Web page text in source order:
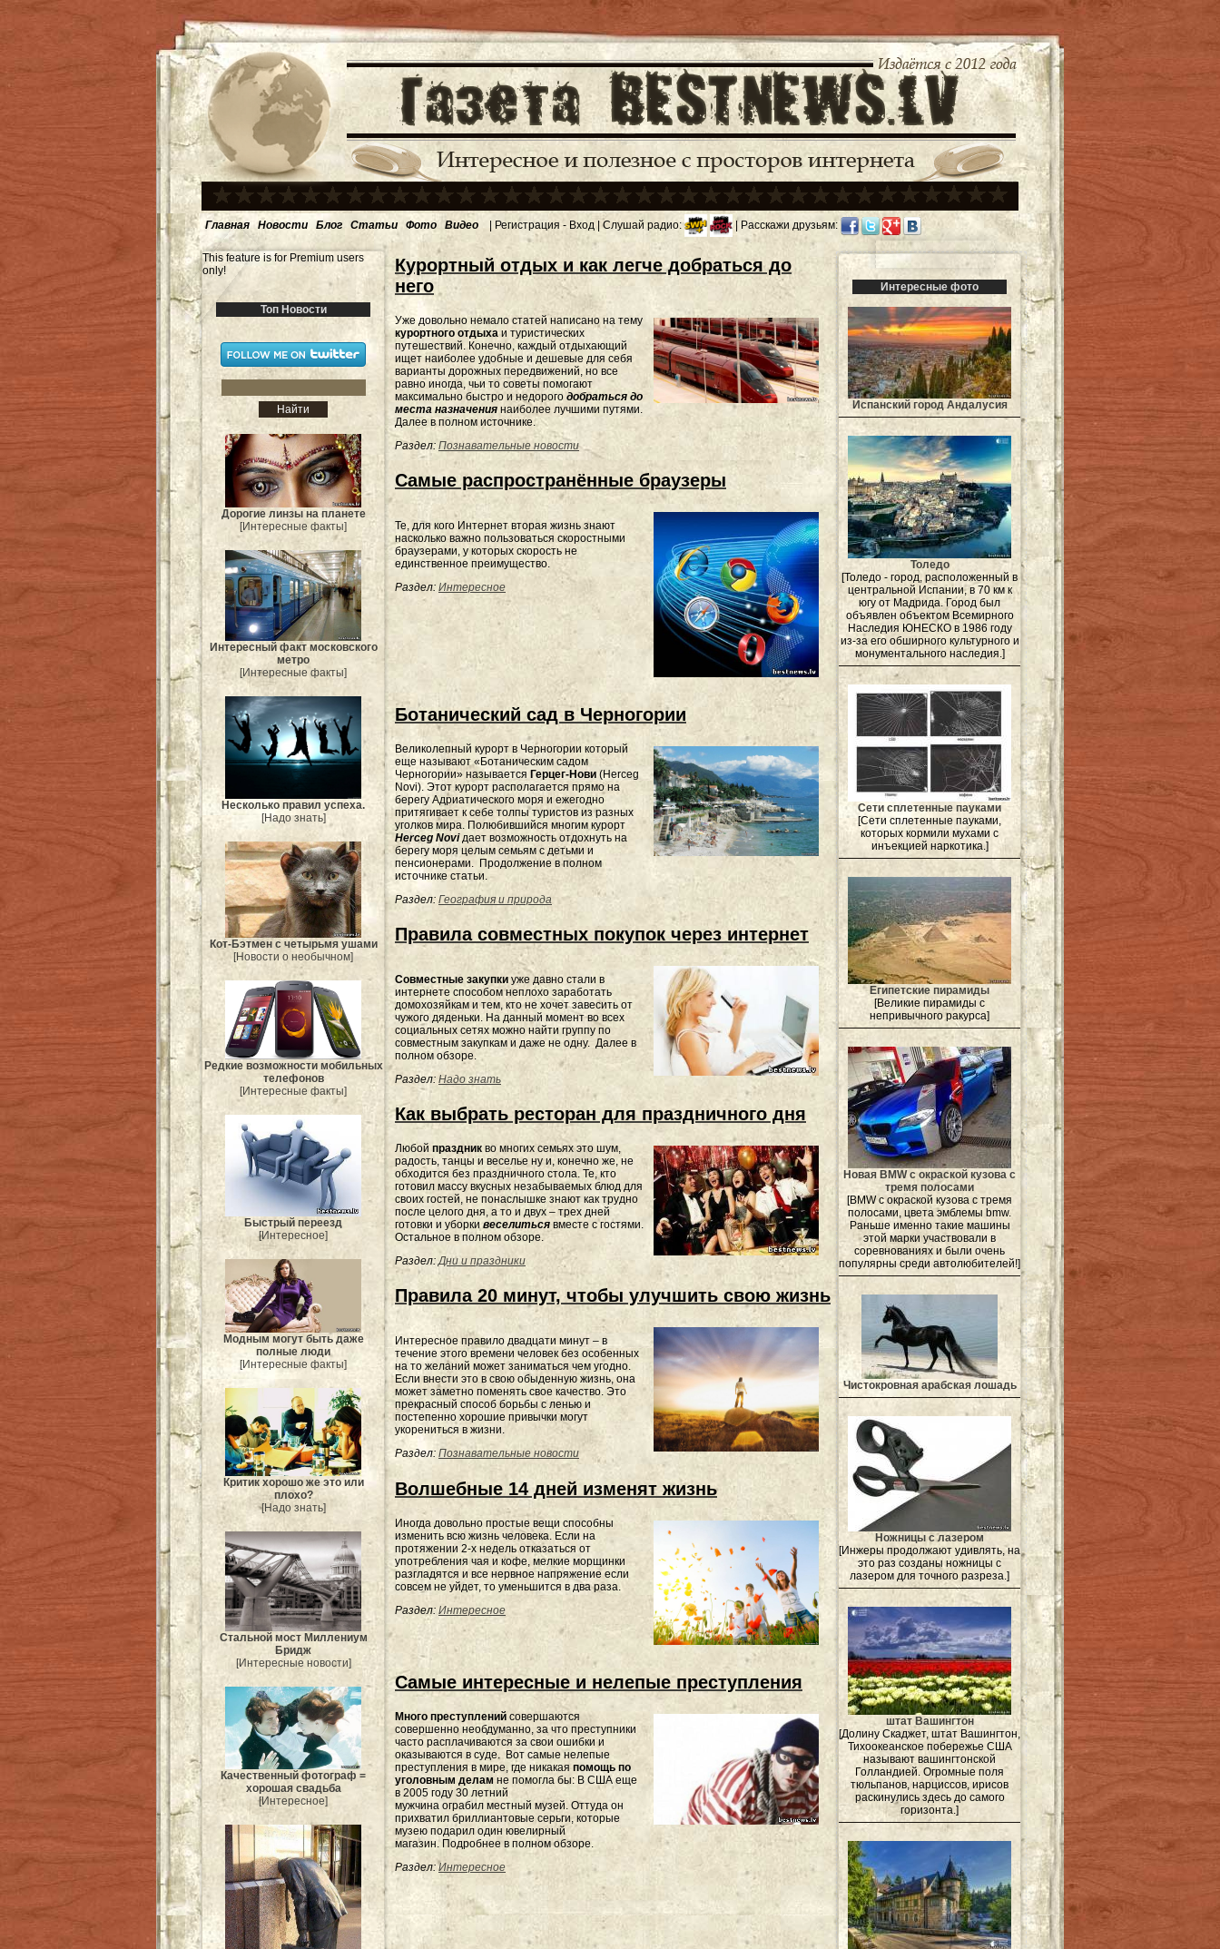
Главная Новости Блог Статьи Фото Видео | Регистрация - Вход | Слушай радио: | Расскажи друзьям:
This feature is for Premium users
only!
Топ Новости
Дорогие линзы на планете
[Интересные факты]
Интересный факт московского
метро
[Интересные факты]
Несколько правил успеха.
[Надо знать]
Кот-Бэтмен с четырьмя ушами
[Новости о необычном]
Редкие возможности мобильных
телефонов
[Интересные факты]
Быстрый переезд
[Интересное]
Модным могут быть даже
полные люди
[Интересные факты]
Критик хорошо же это или
плохо?
[Надо знать]
Стальной мост Миллениум
Бридж
[Интересные новости]
Качественный фотограф =
хорошая свадьба
[Интересное]
Курортный отдых и как легче добраться до
него
Уже довольно немало статей написано на тему
курортного отдыха и туристических
путешествий. Конечно, каждый отдыхающий
ищет наиболее удобные и дешевые для себя
варианты дорожных передвижений, но все
равно иногда, чьи то советы помогают
максимально быстро и недорого добраться до
места назначения наиболее лучшими путями.
Далее в полном источнике.
Раздел: Познавательные новости
Самые распространённые браузеры
Те, для кого Интернет вторая жизнь знают
насколько важно пользоваться скоростными
браузерами, у которых скорость не
единственное преимущество.
Раздел: Интересное
Ботанический сад в Черногории
Великолепный курорт в Черногории который
еще называют «Ботаническим садом
Черногории» называется Герцег-Нови (Herceg
Novi). Этот курорт располагается прямо на
берегу Адриатического моря и ежегодно
притягивает к себе толпы туристов из разных
уголков мира. Полюбившийся многим курорт
Herceg Noviдает возможность отдохнуть на
берегу моря целым семьям с детьми и
пенсионерами. Продолжение в полном
источнике статьи.
Раздел: География и природа
Правила совместных покупок через интернет
Совместные закупки уже давно стали в
интернете способом неплохо заработать
домохозяйкам и тем, кто не хочет завесить от
чужого дяденьки. На данный момент во всех
социальных сетях можно найти группу по
совместным закупкам и даже не одну. Далее в
полном обзоре.
Раздел: Надо знать
Как выбрать ресторан для праздничного дня
Любой праздник во многих семьях это шум,
радость, танцы и веселье ну и, конечно же, не
обходится без праздничного стола. Те, кто
готовил массу вкусных незабываемых блюд для
своих гостей, не понаслышке знают как трудно
после целого дня, а то и двух – трех дней
готовки и уборкивеселиться вместе с гостями.
Остальное в полном обзоре.
Раздел: Дни и праздники
Правила 20 минут, чтобы улучшить свою жизнь
Интересное правило двадцати минут – в
течение этого времени человек без особенных
на то желаний может заниматься чем угодно.
Если внести это в свою обыденную жизнь, она
может заметно поменять свое качество. Это
прекрасный способ борьбы с ленью и
постепенно хорошие привычки могут
укорениться в жизни.
Раздел: Познавательные новости
Волшебные 14 дней изменят жизнь
Иногда довольно простые вещи способны
изменить всю жизнь человека. Если на
протяжении 2-х недель отказаться от
употребления чая и кофе, мелкие морщинки
разгладятся и все нервное напряжение если
совсем не уйдет, то уменьшится в два раза.
Раздел: Интересное
Самые интересные и нелепые преступления
Много преступлений совершаются
совершенно необдуманно, за что преступники
часто расплачиваются за свои ошибки и
оказываются в суде. Вот самые нелепые
преступления в мире, где никакая помощь по
уголовным делам не помогла бы: В США еще
в 2005 году 30 летний
мужчина ограбил местный музей. Оттуда он
прихватил бриллиантовые серьги, которые
музею подарил один ювелирный
магазин. Подробнее в полном обзоре.
Раздел: Интересное
Интересные фото
Испанский город Андалусия
Толедо
[Толедо - город, расположенный в
центральной Испании, в 70 км к
югу от Мадрида. Город был
объявлен объектом Всемирного
Наследия ЮНЕСКО в 1986 году
из-за его обширного культурного и
монументального наследия.]
Сети сплетенные пауками
[Сети сплетенные пауками,
которых кормили мухами с
инъекцией наркотика.]
Египетские пирамиды
[Великие пирамиды с
непривычного ракурса]
Новая BMW с окраской кузова с
тремя полосами
[BMW с окраской кузова с тремя
полосами, цвета эмблемы bmw.
Раньше именно такие машины
этой марки участвовали в
соревнованиях и были очень
популярны среди автолюбителей!]
Чистокровная арабская лошадь
Ножницы с лазером
[Инжеры продолжают удивлять, на
это раз созданы ножницы с
лазером для точного разреза.]
штат Вашингтон
[Долину Скаджет, штат Вашингтон,
Тихоокеанское побережье США
называют вашингтонской
Голландией. Огромные поля
тюльпанов, нарциссов, ирисов
раскинулись здесь до самого
горизонта.]